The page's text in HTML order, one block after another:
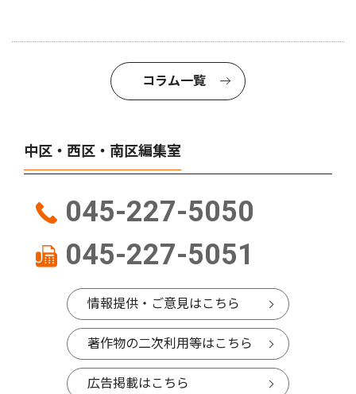
コラム一覧
中区・西区・南区編集室
045-227-5050
045-227-5051
情報提供・ご意見はこちら
著作物の二次利用等はこちら
広告掲載はこちら